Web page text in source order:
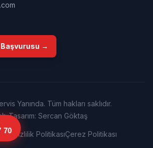
→
Yanında. Tüm hakları saklıdır.
Tasarım: Sercan Göktaş
Gizlilik PolitikasıÇerez Politikası
70